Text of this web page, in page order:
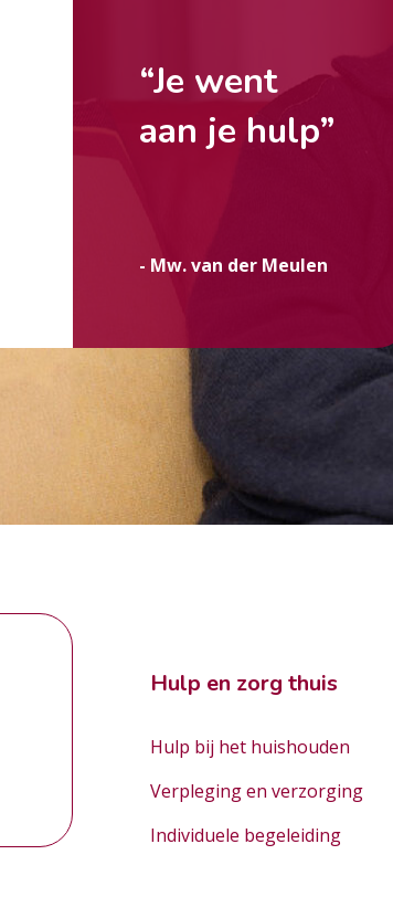
“Je went
aan je hulp”
- Mw. van der Meulen
Hulp en zorg thuis
Hulp bij het huishouden
Verpleging en verzorging
Individuele begeleiding